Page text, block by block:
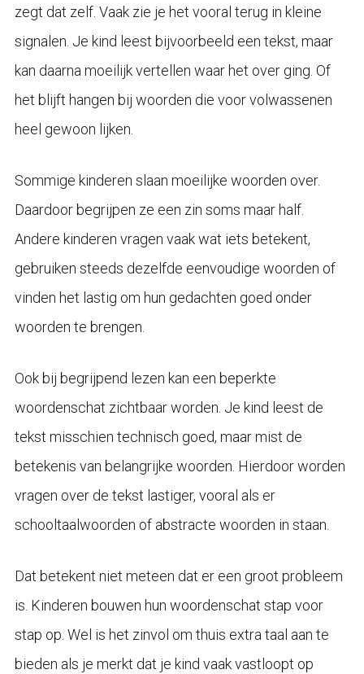
zegt dat zelf. Vaak zie je het vooral terug in kleine
signalen. Je kind leest bijvoorbeeld een tekst, maar
kan daarna moeilijk vertellen waar het over ging. Of
het blijft hangen bij woorden die voor volwassenen
heel gewoon lijken.
Sommige kinderen slaan moeilijke woorden over.
Daardoor begrijpen ze een zin soms maar half.
Andere kinderen vragen vaak wat iets betekent,
gebruiken steeds dezelfde eenvoudige woorden of
vinden het lastig om hun gedachten goed onder
woorden te brengen.
Ook bij begrijpend lezen kan een beperkte
woordenschat zichtbaar worden. Je kind leest de
tekst misschien technisch goed, maar mist de
betekenis van belangrijke woorden. Hierdoor worden
vragen over de tekst lastiger, vooral als er
schooltaalwoorden of abstracte woorden in staan.
Dat betekent niet meteen dat er een groot probleem
is. Kinderen bouwen hun woordenschat stap voor
stap op. Wel is het zinvol om thuis extra taal aan te
bieden als je merkt dat je kind vaak vastloopt op